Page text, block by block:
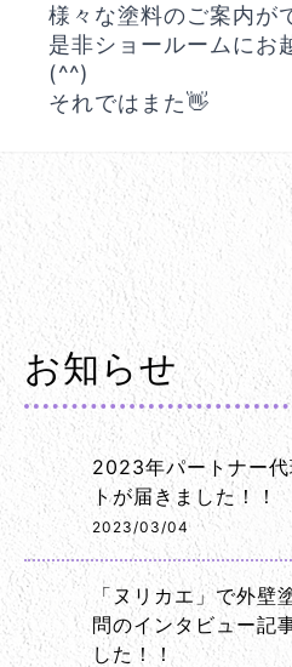
様々な塗料のご案内が
是非ショールームにお
(^^)
それではまた👋
お知らせ
2023年パートナー
トが届きました！！
2023/03/04
「ヌリカエ」で外壁
問のインタビュー記
した！！